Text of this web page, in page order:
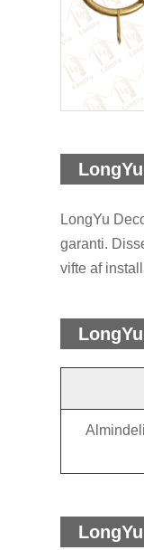
LongYu
garanti.
vifte af